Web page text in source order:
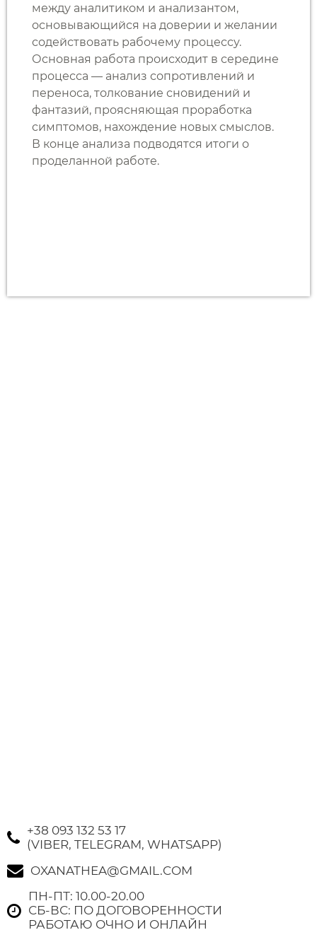
между аналитиком и анализантом,
основывающийся на доверии и желании
содействовать рабочему процессу.
Основная работа происходит в середине
процесса — анализ сопротивлений и
переноса, толкование сновидений и
фантазий, проясняющая проработка
симптомов, нахождение новых смыслов.
В конце анализа подводятся итоги о
проделанной работе.
+38 093 132 53 17
(VIBER, TELEGRAM, WHATSAPP)
OXANATHEA@GMAIL.COM
ПН-ПТ: 10.00-20.00
СБ-ВС: ПО ДОГОВОРЕННОСТИ
РАБОТАЮ ОЧНО И ОНЛАЙН